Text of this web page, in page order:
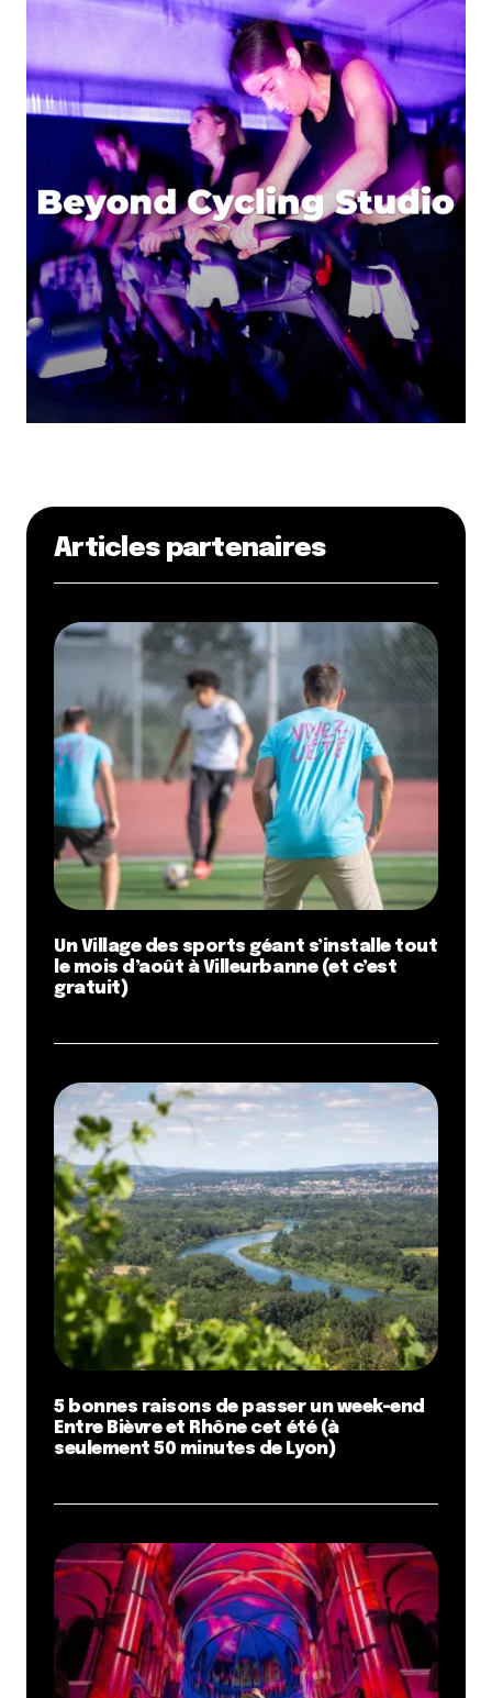
Articles partenaires
Un Village des sports géant s’installe tout
le mois d’août à Villeurbanne (et c’est
gratuit)
5 bonnes raisons de passer un week-end
Entre Bièvre et Rhône cet été (à
seulement 50 minutes de Lyon)